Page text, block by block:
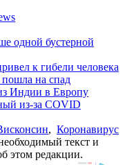
одной бустерной
к гибели человека
на спад
Индии в Европу
из-за COVID
, Коронавирус
текст и
этом редакции.